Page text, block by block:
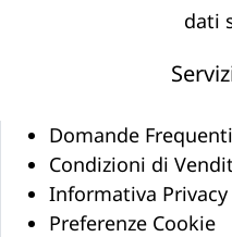
dati
Domande Frequenti
Condizioni di
Informativa Privacy
Preferenze Cookie